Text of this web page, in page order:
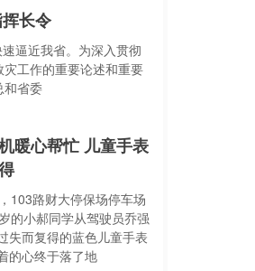
长令
逼近我省。为深入贯彻
工作的重要论述和重要
和省委
暖心帮忙 儿童手表
103路财大停保场停车场
的小郝同学从驾驶员乔强
失而复得的蓝色儿童手表
的心终于落了地